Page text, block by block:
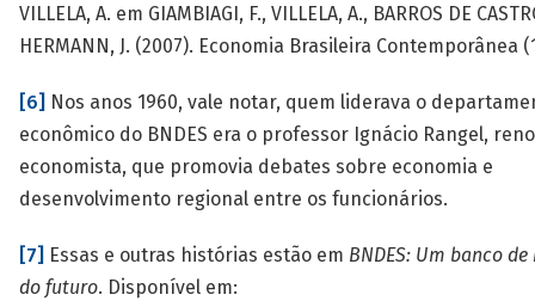
VILLELA, A. em GIAMBIAGI, F., VILLELA, A., BARROS DE
HERMANN, J. (2007). Economia Brasileira Contemporânea
[6] Nos anos 1960, vale notar, quem liderava o
econômico do BNDES era o professor Ignácio Rangel,
economista, que promovia debates sobre economia e
desenvolvimento regional entre os funcionários.
[7] Essas e outras histórias estão em BNDES: Um banco
do futuro. Disponível em: